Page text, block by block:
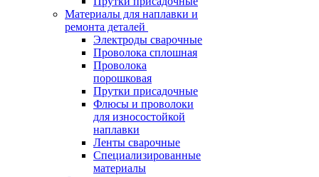
Материалы для наплавки и
ремонта деталей
Электроды сварочные
Проволока сплошная
Проволока
порошковая
Прутки присадочные
Флюсы и проволоки
для износостойкой
наплавки
Ленты сварочные
Специализированные
материалы